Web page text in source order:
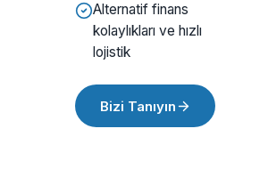
Alternatif finans
kolaylıkları ve hızlı
lojistik
Bizi Tanıyın